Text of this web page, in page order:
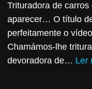
Trituradora de
aparecer… O título
perfeitamente o
Chamámos-lhe
devoradora de… Ler